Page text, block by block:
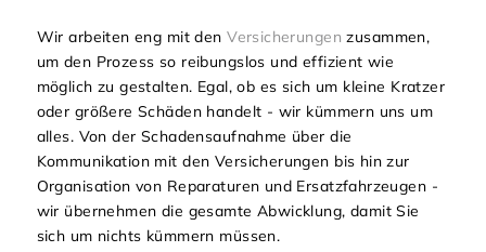
Wir arbeiten eng mit denVersicherungenzusammen,
um den Prozess so reibungslos und effizient wie
möglich zu gestalten. Egal, ob es sich um kleine Kratzer
oder größere Schäden handelt - wir kümmern uns um
alles. Von der Schadensaufnahme über die
Kommunikation mit den Versicherungen bis hin zur
Organisation von Reparaturen und Ersatzfahrzeugen -
wir übernehmen die gesamte Abwicklung, damit Sie
sich um nichts kümmern müssen.